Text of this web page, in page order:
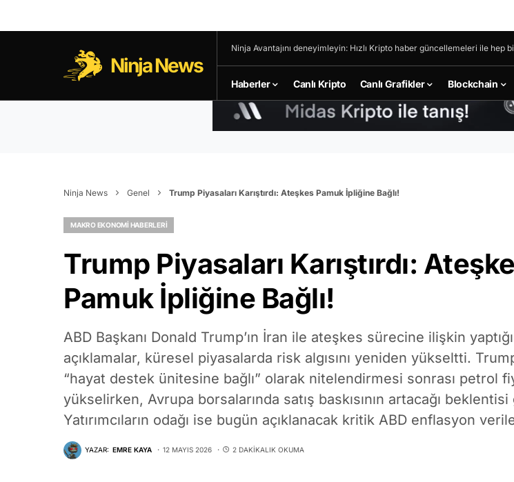
Ninja News
Ninja Avantajını deneyimleyin: Hızlı Kripto haber güncellemeleri ile hep
Haberler Canlı Kripto Canlı Grafikler Blockchain
Ninja News Genel Trump Piyasaları Karıştırdı: Ateşkes Pamuk İpliğine Bağlı!
MAKRO EKONOMI HABERLERI
Trump Piyasaları Karıştırdı:
Pamuk İpliğine Bağlı!
ABD Başkanı Donald Trump’ın İran ile ateşkes sürecine ilişkin
açıklamalar, küresel piyasalarda risk algısını yeniden yükseltti.
“hayat destek ünitesine bağlı” olarak nitelendirmesi sonrası petrol
yükselirken, Avrupa borsalarında satış baskısının artacağı beklentisi
Yatırımcıların odağı ise bugün açıklanacak kritik ABD enflasyon
YAZAR: EMRE KAYA 12 MAYIS 2026 2 DAKIKALIK OKUMA